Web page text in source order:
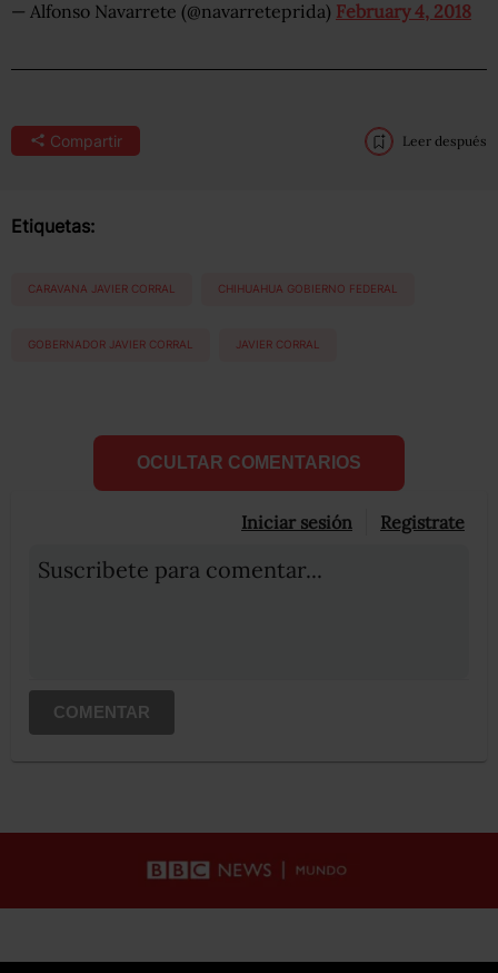
— Alfonso Navarrete (@navarreteprida) February 4, 2018
Compartir Leer después
Etiquetas:
CARAVANA JAVIER CORRAL CHIHUAHUA GOBIERNO FEDERAL
GOBERNADOR JAVIER CORRAL JAVIER CORRAL
OCULTAR COMENTARIOS
Iniciar sesión Registrate
Suscribete para comentar...
COMENTAR